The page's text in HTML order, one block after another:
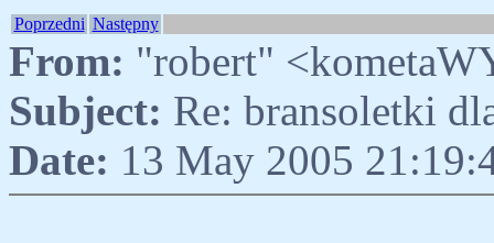
Poprzedni Następny
From: "robert"
Subject: Re: bransoletki
Date: 13 May 2005